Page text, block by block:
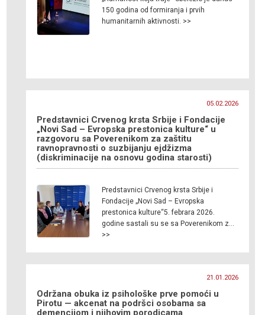
150 godina od formiranja i prvih
humanitarnih aktivnosti. >>
05.02.2026
Predstavnici Crvenog krsta Srbije i Fondacije
„Novi Sad – Evropska prestonica kulture“ u
razgovoru sa Poverenikom za zaštitu
ravnopravnosti o suzbijanju ejdžizma
(diskriminacije na osnovu godina starosti)
Predstavnici Crvenog krsta Srbije i
Fondacije „Novi Sad – Evropska
prestonica kulture“5. febrara 2026.
godine sastali su se sa Poverenikom z…
>>
21.01.2026
Održana obuka iz psihološke prve pomoći u
Pirotu — akcenat na podršci osobama sa
demencijom i njihovim porodicama